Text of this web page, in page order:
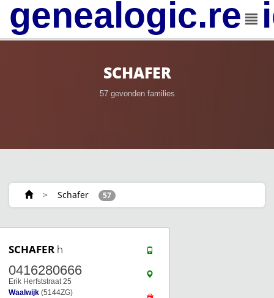
SCHAFER
57 gevonden families
> Schafer 57
SCHAFER h
0416280666
Erik Herfststraat 25
Waalwijk (5144ZG)